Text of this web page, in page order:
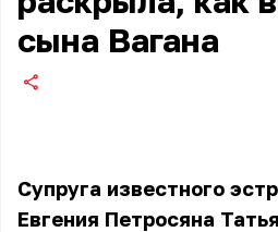
сына Вагана
Супруга известного
Евгения Петросяна